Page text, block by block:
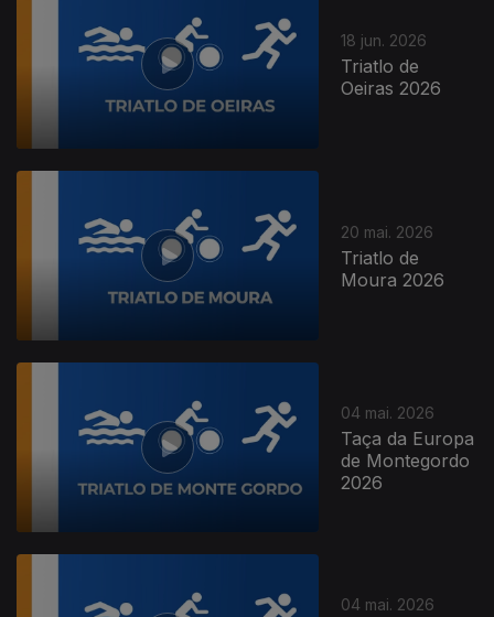
18 jun. 2026
Triatlo de
Oeiras 2026
20 mai. 2026
Triatlo de
Moura 2026
04 mai. 2026
Taça da Europa
de Montegordo
2026
04 mai. 2026